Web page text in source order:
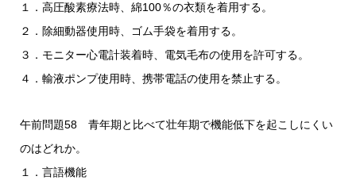
１．高圧酸素療法時、綿100％の衣類を着用する。
２．除細動器使用時、ゴム手袋を着用する。
３．モニター心電計装着時、電気毛布の使用を許可する。
４．輸液ポンプ使用時、携帯電話の使用を禁止する。
午前問題58 青年期と比べて壮年期で機能低下を起こしにくい
のはどれか。
１．言語機能